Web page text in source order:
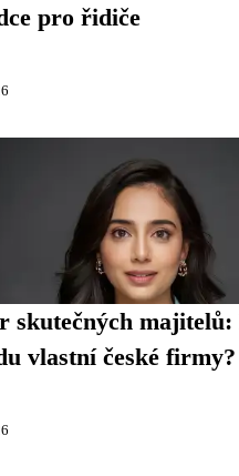
pro řidiče
skutečných
vlastní české firmy?